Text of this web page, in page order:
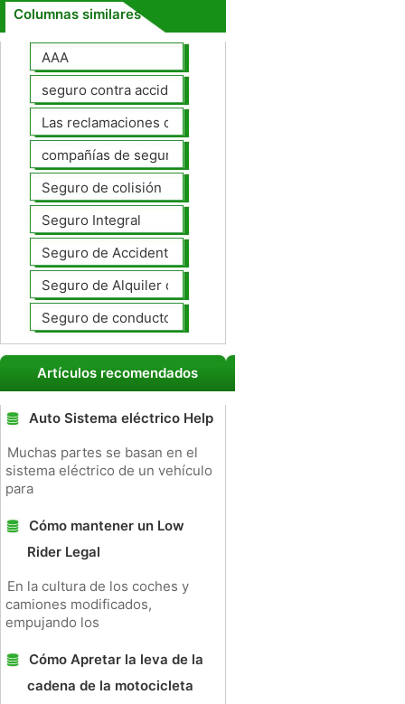
Columnas similares
AAA
seguro contra accidentes
Las reclamaciones de seguros de automóviles
compañías de seguros de coche
Seguro de colisión
Seguro Integral
Seguro de Accidentes Personales
Seguro de Alquiler de coches
Seguro de conductores no asegurados
Artículos recomendados
Auto Sistema eléctrico Help
Muchas partes se basan en el
sistema eléctrico de un vehículo
para
Cómo mantener un Low
Rider Legal
En la cultura de los coches y
camiones modificados,
empujando los
Cómo Apretar la leva de la
cadena de la motocicleta